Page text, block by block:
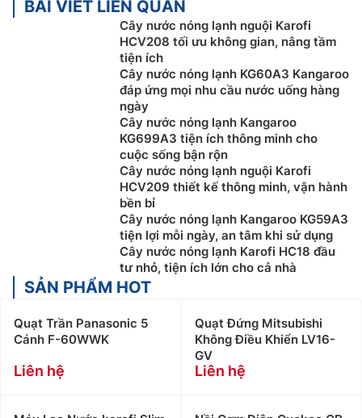
BÀI VIẾT LIÊN QUAN
Cây nước nóng lạnh nguội Karofi
HCV208 tối ưu không gian, nâng tầm
tiện ích
Cây nước nóng lạnh KG60A3 Kangaroo
đáp ứng mọi nhu cầu nước uống hàng
ngày
Cây nước nóng lạnh Kangaroo
KG699A3 tiện ích thông minh cho
cuộc sống bận rộn
Cây nước nóng lạnh nguội Karofi
HCV209 thiết kế thông minh, vận hành
bền bỉ
Cây nước nóng lạnh Kangaroo KG59A3
tiện lợi mỗi ngày, an tâm khi sử dụng
Cây nước nóng lạnh Karofi HC18 đầu
tư nhỏ, tiện ích lớn cho cả nhà
SẢN PHẨM HOT
Quạt Trần Panasonic 5
Cánh F-60WWK
Liên hệ
Quạt Đứng Mitsubishi
Không Điều Khiển LV16-
GV
Liên hệ